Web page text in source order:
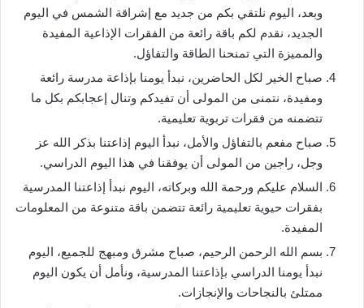
وبعد، اليوم نلتقي بكم من جديد مع إشراقة الشمس في اليوم
الجديد، نقدم لكم باقة رائعة من الفقرات الإذاعية المفيدة
والمميزة التي تمنحنا الطاقة والتفاؤل.
صباح الخير لكل الحاضرين، نبدأ يومنا بإذاعة مدرسة رائعة
ومفيدة، نتمنى من المولى أن تفيدكم وتنال إعجابكم بكل ما
تتضمنه من فقرات تربوية تعليمية.
صباح مفعم بالتفاؤل والأمل، نبدأ اليوم إذاعتنا بذكر الله عز
وجل، راجين من المولى أن يوفقنا في هذا اليوم الدراسي.
السلام عليكم ورحمة الله وبركاته، اليوم نبدأ إذاعتنا المدرسية
بفقرات حيوية تعليمية رائعة تتضمن باقة متنوعة من المعلومات
المفيدة.
بسم الله الرحمن الرحيم، صباح مشرق ومبهج للجميع، اليوم
نبدأ يومنا الدراسي بإذاعتنا المدرسية، ونأمل أن يكون اليوم
ممتلئ بالنجاحات والإنجازات.